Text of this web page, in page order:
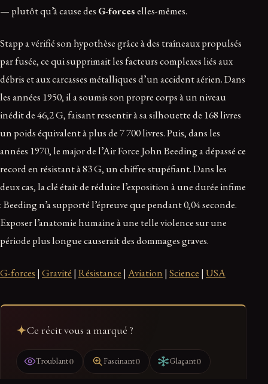
— plutôt qu’à cause des G-forceselles-mêmes.
Stapp a vérifié son hypothèse grâce à des traîneaux propulsés
par fusée, ce qui supprimait les facteurs complexes liés aux
débris et aux carcasses métalliques d’un accident aérien. Dans
les années 1950, il a soumis son propre corps à un niveau
inédit de 46,2 G, faisant ressentir à sa silhouette de 168 livres
un poids équivalent à plus de 7 700 livres. Puis, dans les
années 1970, le major de l’Air Force John Beeding a dépassé ce
record en résistant à 83 G, un chiffre stupéfiant. Dans les
deux cas, la clé était de réduire l’exposition à une durée infime
: Beeding n’a supporté l’épreuve que pendant 0,04 seconde.
Exposer l’anatomie humaine à une telle violence sur une
période plus longue causerait des dommages graves.
G-forces | Gravité | Résistance | Aviation | Science | USA
Ce récit vous a marqué ?
Troublant0 Fascinant0 Glaçant0